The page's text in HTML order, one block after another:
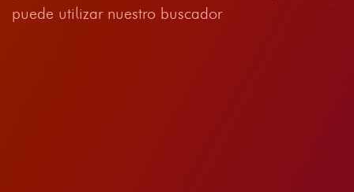
puede utilizar nuestro buscador